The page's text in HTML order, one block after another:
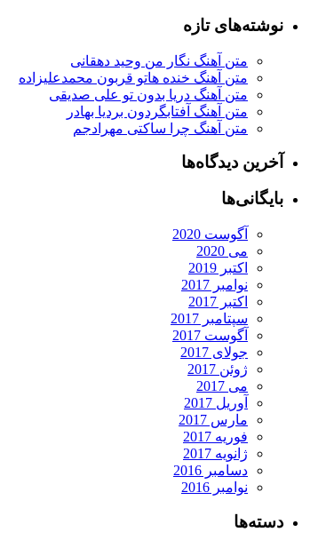
نوشته‌های تازه
متن آهنگ نگار من وحید دهقانی
متن آهنگ خنده هاتو قربون محمدعلیزاده
متن آهنگ دریا بدون تو علی صدیقی
متن آهنگ آفتابگردون بردیا بهادر
متن آهنگ چرا ساکتی مهرادجم
آخرین دیدگاه‌ها
بایگانی‌ها
آگوست 2020
می 2020
اکتبر 2019
نوامبر 2017
اکتبر 2017
سپتامبر 2017
آگوست 2017
جولای 2017
ژوئن 2017
می 2017
آوریل 2017
مارس 2017
فوریه 2017
ژانویه 2017
دسامبر 2016
نوامبر 2016
دسته‌ها